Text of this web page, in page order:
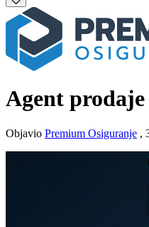
Agent
Objavio Premium Osiguranje ,